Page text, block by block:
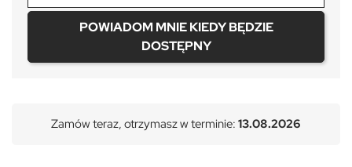
POWIADOM MNIE KIEDY BĘDZIE
DOSTĘPNY
Zamów teraz, otrzymasz w terminie: 13.08.2026